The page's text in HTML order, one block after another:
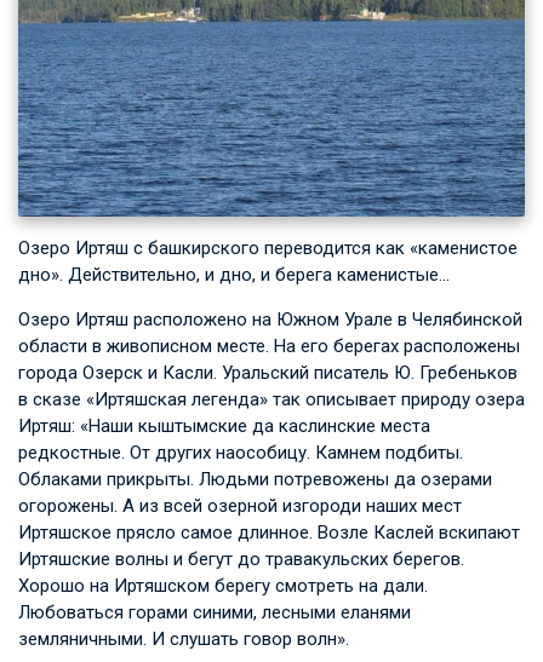
Озеро Иртяш с башкирского переводится как «каменистое
дно». Действительно, и дно, и берега каменистые…
Озеро Иртяш расположено на Южном Урале в Челябинской
области в живописном месте. На его берегах расположены
города Озерск и Касли. Уральский писатель Ю. Гребеньков
в сказе «Иртяшская легенда» так описывает природу озера
Иртяш: «Наши кыштымские да каслинские места
редкостные. От других наособицу. Камнем подбиты.
Облаками прикрыты. Людьми потревожены да озерами
огорожены. А из всей озерной изгороди наших мест
Иртяшское прясло самое длинное. Возле Каслей вскипают
Иртяшские волны и бегут до травакульских берегов.
Хорошо на Иртяшском берегу смотреть на дали.
Любоваться горами синими, лесными еланями
земляничными. И слушать говор волн».